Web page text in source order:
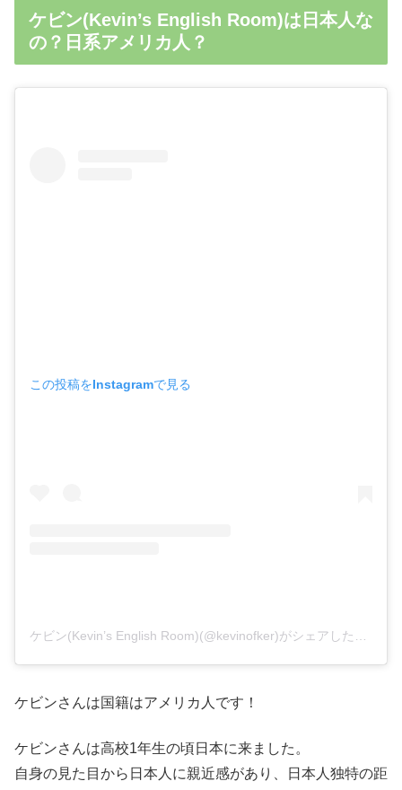
ケビン(Kevin’s English Room)は日本人な
の？日系アメリカ人？
この投稿をInstagramで見る
ケビン(Kevin’s English Room)(@kevinofker)がシェアした投稿
ケビンさんは国籍はアメリカ人です！
ケビンさんは高校1年生の頃日本に来ました。
自身の見た目から日本人に親近感があり、日本人独特の距